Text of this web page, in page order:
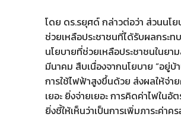
โดย ดร.รยุศด์ กล่าวต่อว่า ส่วนนโย
ช่วยเหลือประชาชนที่ได้รับผลกระ
นโยบายที่ช่วยเหลือประชาชนในย
มีนาคม สืบเนื่องจากนโยบาย “อยู่
การใช้ไฟฟ้าสูงขึ้นด้วย ส่งผลให้จ่า
เยอะ ยิ่งจ่ายเยอะ การคิดค่าไฟใ
ยิ่งชี้ให้เห็นว่าเป็นการเพิ่มภาระค่า